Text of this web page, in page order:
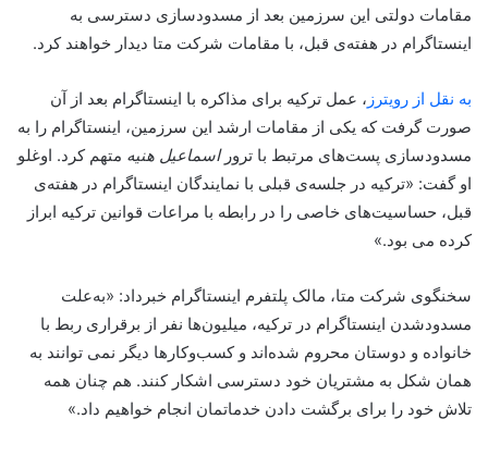
مقامات دولتی این‌ سرزمین بعد‌ از مسدود‌سازی دسترسی به
اینستاگرام در هفته‌ی قبل، با مقامات شرکت متا دیدار خواهند کرد.
به نقل از رویترز ، عمل ترکیه برای مذاکره با اینستاگرام بعد‌ از آن
صورت گرفت که یکی از مقامات ارشد این سرزمین، اینستاگرام را به
مسدودسازی پست‌های مرتبط با تروراسماعیل هنیه متهم کرد. اوغلو
او گفت: «ترکیه در جلسه‌ی قبلی با نمایندگان اینستاگرام در هفته‌ی
قبل، حساسیت‌های خاصی را در رابطه با مراعات قوانین ترکیه ابراز
کرده می بود.»
سخنگوی شرکت متا، مالک پلتفرم اینستاگرام خبرداد: «به‌علت
مسدودشدن اینستاگرام در ترکیه، میلیون‌ها نفر از برقراری ربط با
خانواده و دوستان محروم شده‌اند و کسب‌وکارها دیگر نمی توانند به
همان شکل به مشتریان خود دسترسی اشکار کنند. هم چنان همه
تلاش خود را برای برگشت دادن خدماتمان انجام خواهیم داد.»